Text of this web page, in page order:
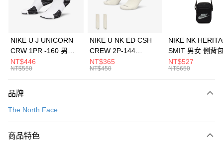
華南商業銀行
彰化商業銀行
上海商業儲蓄銀行
元大商業銀行
台灣樂天信用卡公司
Apple Pay
全盈+PAY
AFTEE先享後付
【關於「AFTEE先享後付」】
便利好安心！
３．安心：先確認商品／服務後，再付款。
運送方式
每筆NT$100，滿NT$1,500(含以上)免運費
NIKE U J UNICORN
CRW 1PR -160 男女
中統襪 FZ3393100
NT$446
NT$550
NIKE U NK ED CSH
CREW 2P-144
EMBRDY 男女 短統襪
FZ3073133
NT$365
NT$450
NIKE NK
SMIT 男女 側背
BA5871010
NT$527
NT$650
品牌
The North Face
商品特色